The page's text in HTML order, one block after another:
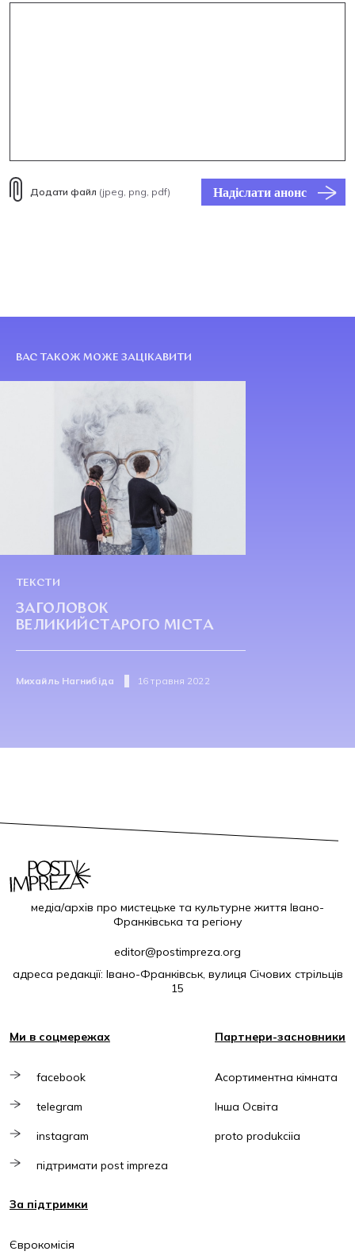
Додати файл (jpeg, png, pdf) Надіслати анонс
ВАС ТАКОЖ МОЖЕ ЗАЦІКАВИТИ
ТЕКСТИ
ЗАГОЛОВОК
ВЕЛИКИЙСТАРОГО МІСТА
Михайль Нагнибіда 16 травня 2022
медіа/архів про мистецьке та культурне життя Івано-
Франківська та регіону
editor@postimpreza.org
адреса редакції: Івано-Франківськ, вулиця Січових стрільців
15
Ми в соцмережах
facebook
telegram
instagram
підтримати post impreza
Партнери-засновники
Асортиментна кімната
Інша Освіта
proto produkciia
За підтримки
Єврокомісія